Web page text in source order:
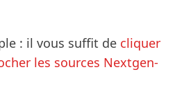
: il vous suffit de cliquer
les sources Nextgen-